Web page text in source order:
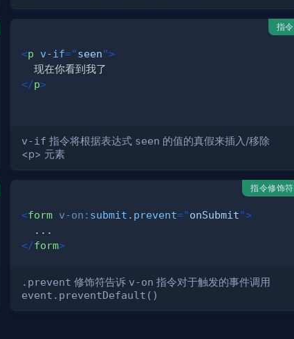
指令
<p v-if="seen">
</p>
v-if 指令将根据表达式 seen 的值的真假来插入/移除
<p> 元素
指令修饰符
<form v-on: submit.prevent="onSubmit">
</form>
.prevent 修饰符告诉 v-on 指令对于触发的事件调用
event.preventDefault()